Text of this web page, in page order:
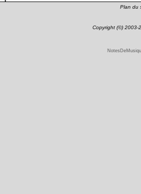
Plan du
Copyright (©) 2003-